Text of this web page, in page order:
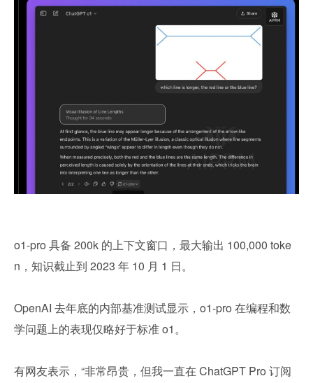
o1-pro 具备 200k 的上下文窗口，最大输出 100,000 toke
n，知识截止到 2023 年 10 月 1 日。
OpenAI 去年底的内部基准测试显示，o1-pro 在编程和数
学问题上的表现仅略好于标准 o1。
有网友表示，“非常昂贵，但我一直在 ChatGPT Pro 订阅